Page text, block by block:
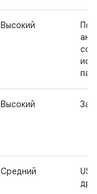
Высокий
Высокий
Средний